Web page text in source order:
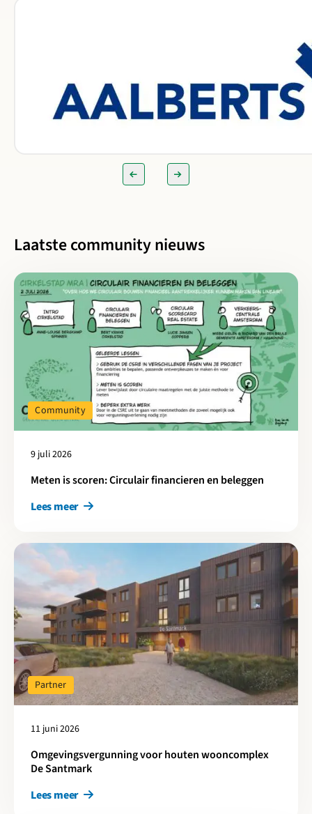
Laatste community nieuws
9 juli 2026
Meten is scoren: Circulair financieren en beleggen
Community
Lees meer
Lees meer over Meten is scoren: Circulair financieren en
11 juni 2026
Omgevingsvergunning voor houten wooncomplex
De Santmark
Partner
Lees meer
Lees meer over Omgevingsvergunning voor houten